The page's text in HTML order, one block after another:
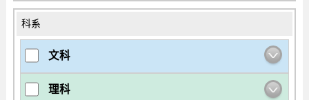
科系
文科
理科